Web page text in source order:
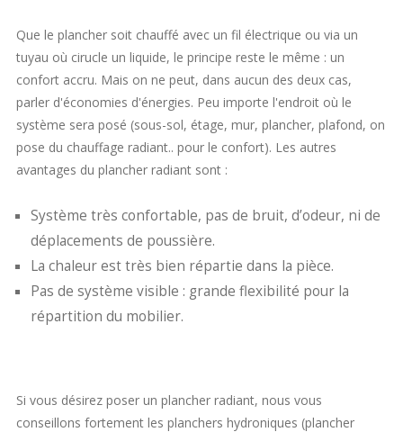
Que le plancher soit chauffé avec un fil électrique ou via un
tuyau où cirucle un liquide, le principe reste le même : un
confort accru. Mais on ne peut, dans aucun des deux cas,
parler d'économies d'énergies. Peu importe l'endroit où le
système sera posé (sous-sol, étage, mur, plancher, plafond, on
pose du chauffage radiant.. pour le confort). Les autres
avantages du plancher radiant sont :
Système très confortable, pas de bruit, d’odeur, ni de
déplacements de poussière.
La chaleur est très bien répartie dans la pièce.
Pas de système visible : grande flexibilité pour la
répartition du mobilier.
Si vous désirez poser un plancher radiant, nous vous
conseillons fortement les planchers hydroniques (plancher